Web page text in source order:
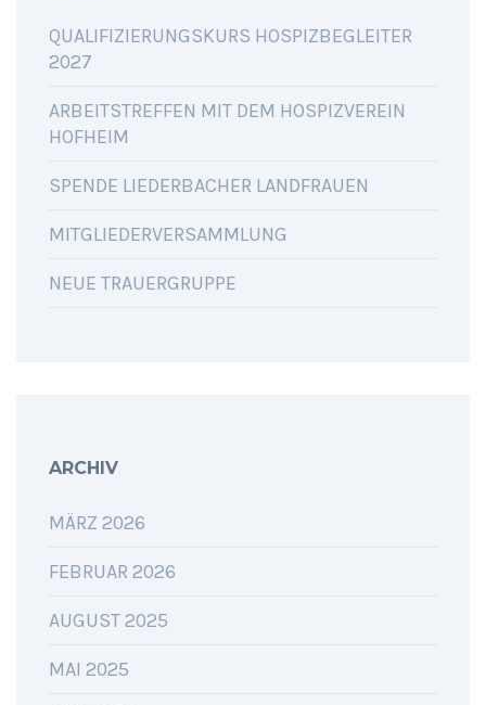
QUALIFIZIERUNGSKURS HOSPIZBEGLEITER
2027
ARBEITSTREFFEN MIT DEM HOSPIZVEREIN
HOFHEIM
SPENDE LIEDERBACHER LANDFRAUEN
MITGLIEDERVERSAMMLUNG
NEUE TRAUERGRUPPE
ARCHIV
MÄRZ 2026
FEBRUAR 2026
AUGUST 2025
MAI 2025